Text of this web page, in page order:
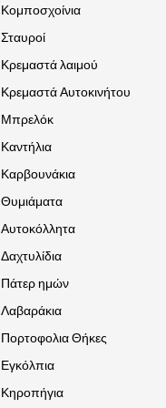
Κομποσχοίνια
Σταυροί
Κρεμαστά λαιμού
Κρεμαστά Αυτοκινήτου
Μπρελόκ
Καντήλια
Καρβουνάκια
Θυμιάματα
Αυτοκόλλητα
Δαχτυλίδια
Πάτερ ημών
Λαβαράκια
Πορτοφολια Θήκες
Εγκόλπια
Κηροπήγια